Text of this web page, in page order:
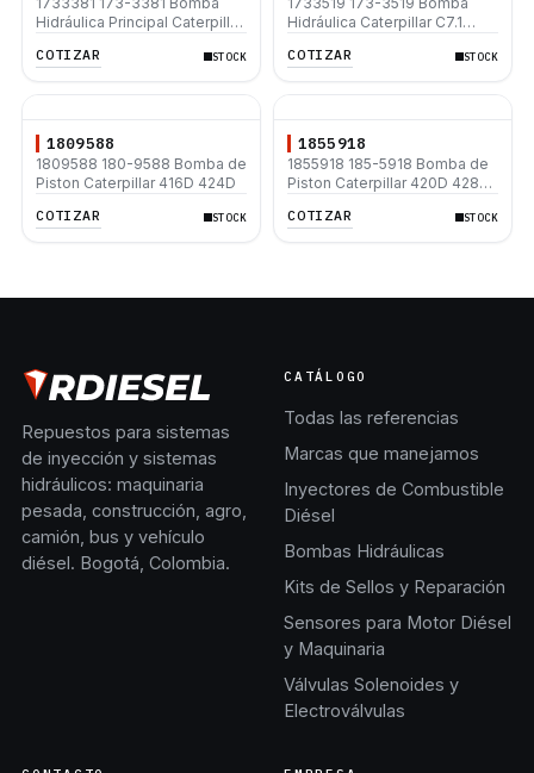
Hidráulica Principal Caterpillar
320D L 330D2 330D2 L
COTIZAR STOCK
Hidráulica Caterpillar C7.1
320D 320D L 330D2 L 330D2
COTIZAR STOCK
1809588
1809588 180-9588 Bomba de
Piston Caterpillar 416D 424D
COTIZAR
STOCK
1855918
1855918 185-5918 Bomba de
Piston Caterpillar 420D 428D
COTIZAR STOCK
Repuestos para sistemas
de inyección y sistemas
hidráulicos: maquinaria
pesada, construcción, agro,
camión, bus y vehículo
diésel. Bogotá, Colombia.
CATÁLOGO
Todas las referencias
Marcas que manejamos
Inyectores de Combustible
Diésel
Bombas Hidráulicas
Kits de Sellos y Reparación
Sensores para Motor Diésel
y Maquinaria
Válvulas Solenoides y
Electroválvulas